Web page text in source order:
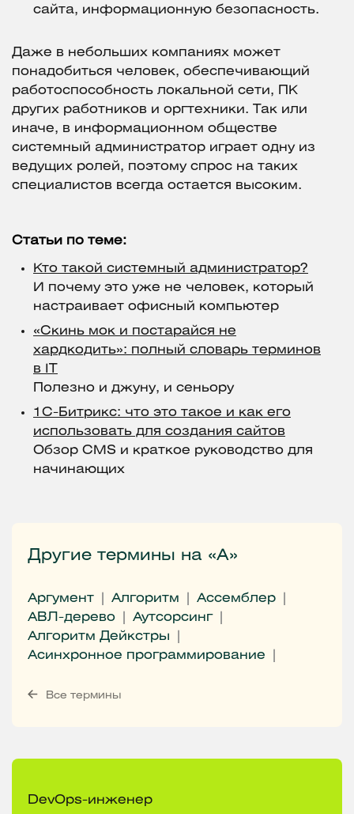
сайта, информационную безопасность.
Даже в небольших компаниях может
понадобиться человек, обеспечивающий
работоспособность локальной сети, ПК
других работников и оргтехники. Так или
иначе, в информационном обществе
системный администратор играет одну из
ведущих ролей, поэтому спрос на таких
специалистов всегда остается высоким.
Статьи по теме:
Кто такой системный администратор?
И почему это уже не человек, который
настраивает офисный компьютер
«Скинь мок и постарайся не
хардкодить»: полный словарь терминов
в IT
Полезно и джуну, и сеньору
1С-Битрикс: что это такое и как его
использовать для создания сайтов
Обзор CMS и краткое руководство для
начинающих
Другие термины на «А»
Аргумент Алгоритм
Ассемблер
АВЛ-дерево
Аутсорсинг
Алгоритм Дейкстры
Асинхронное программирование
Все термины
DevOps-инженер